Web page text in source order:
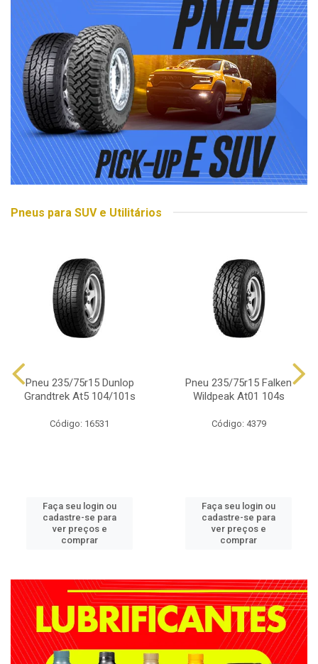
Pneus para SUV e Utilitários
Pneu 235/75r15 Dunlop
Grandtrek At5 104/101s
Código: 16531
Faça seu login ou
cadastre-se para
ver preços e
comprar
Pneu 235/75r15 Falken
Wildpeak At01 104s
Código: 4379
Faça seu login ou
cadastre-se para
ver preços e
comprar